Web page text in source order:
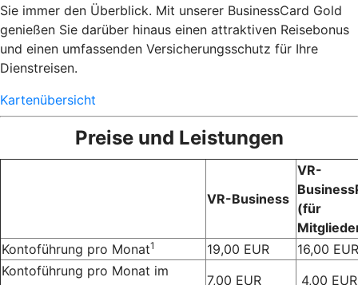
Sie immer den Überblick. Mit unserer BusinessCard Gold
genießen Sie darüber hinaus einen attraktiven Reisebonus
und einen umfassenden Versicherungsschutz für Ihre
Dienstreisen.
Kartenübersicht
Preise und Leistungen
VR-Business
VR-
(für
Kontoführung pro Monat1 19,00 EUR
16,00 EUR
Kontoführung pro Monat im
7,00 EUR
4,00 EUR